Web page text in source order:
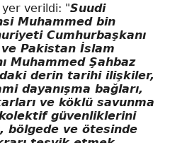
yer verildi: "Suudi
Muhammed bin
Cumhurbaşkanı
ve Pakistan İslam
Muhammed Şahbaz
derin tarihi ilişkiler,
dayanışma bağları,
ve köklü savunma
güvenliklerini
bölgede ve ötesinde